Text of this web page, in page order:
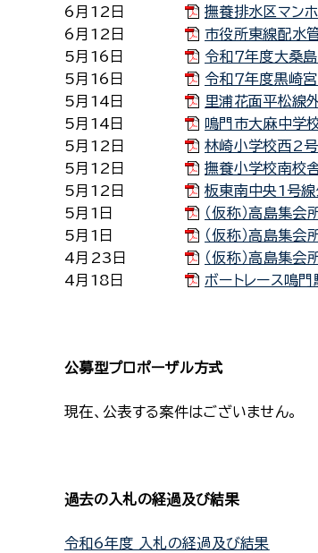
6月12日
撫養排水区マン
6月12日
市役所東線配水
5月16日
令和７年度大桑
5月16日
令和７年度黒崎
5月14日
里浦花面平松線
5月14日
鳴門市大麻中学
5月12日
林崎小学校西2
5月12日
撫養小学校南校
5月12日
板東南中央1号
5月1日
（仮称）高島集
5月1日
（仮称）高島集
4月23日
（仮称）高島集
4月18日
ボートレース鳴
公募型プロポーザル方式
現在、公表する案件はございません。
過去の入札の経過及び結果
令和6年度 入札の経過及び結果